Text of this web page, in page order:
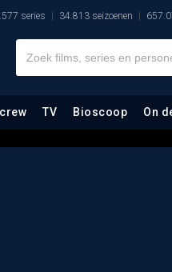
series 34.813 seizoenen
TV Bioscoop On